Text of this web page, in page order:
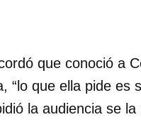
que conoció a
“lo que ella pide es
la audiencia se